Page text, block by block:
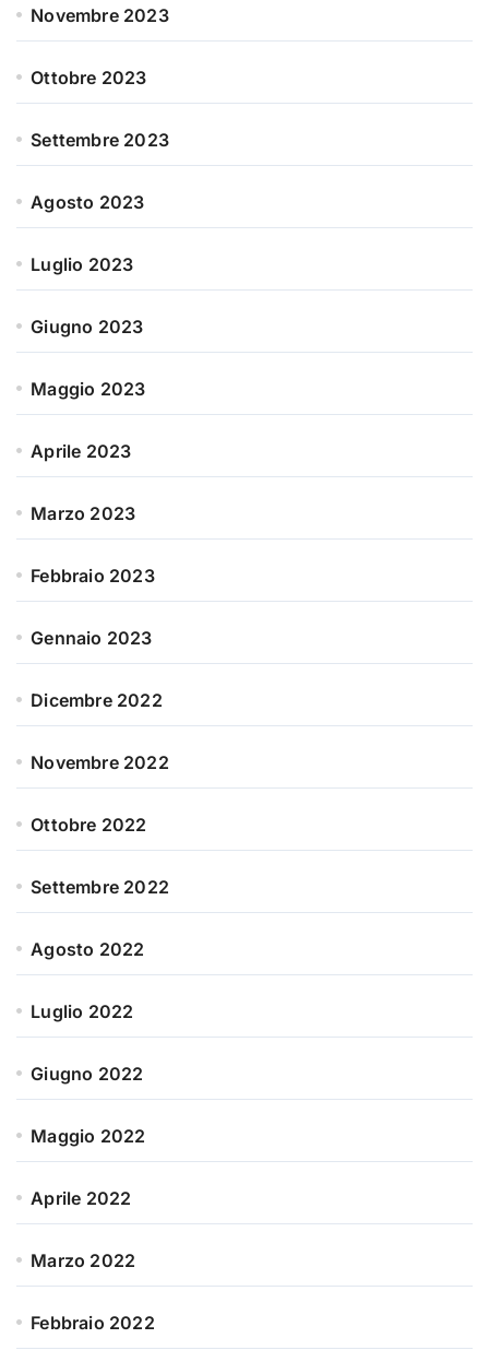
Novembre 2023
Ottobre 2023
Settembre 2023
Agosto 2023
Luglio 2023
Giugno 2023
Maggio 2023
Aprile 2023
Marzo 2023
Febbraio 2023
Gennaio 2023
Dicembre 2022
Novembre 2022
Ottobre 2022
Settembre 2022
Agosto 2022
Luglio 2022
Giugno 2022
Maggio 2022
Aprile 2022
Marzo 2022
Febbraio 2022